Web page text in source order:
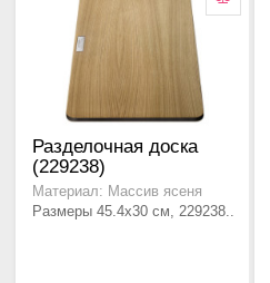
Разделочная доска
(229238)
Материал: Массив ясеня
Размеры 45.4x30 см, 229238..